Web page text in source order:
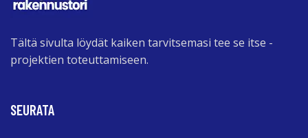
Tältä sivulta löydät kaiken tarvitsemasi tee se itse -
projektien toteuttamiseen.
SEURATA